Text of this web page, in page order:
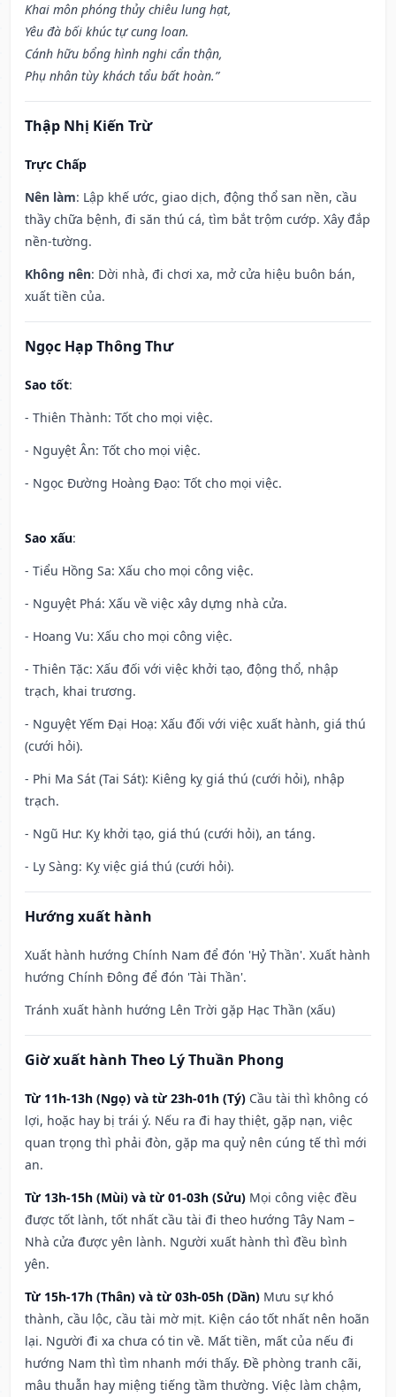
Khai môn phóng thủy chiêu lung hạt,
Yêu đà bối khúc tự cung loan.
Cánh hữu bổng hình nghi cẩn thận,
Phụ nhân tùy khách tẩu bất hoàn.”
Thập Nhị Kiến Trừ
Trực Chấp
Nên làm: Lập khế ước, giao dịch, động thổ san nền, cầu
thầy chữa bệnh, đi săn thú cá, tìm bắt trộm cướp. Xây đắp
nền-tường.
Không nên: Dời nhà, đi chơi xa, mở cửa hiệu buôn bán,
xuất tiền của.
Ngọc Hạp Thông Thư
Sao tốt:
- Thiên Thành: Tốt cho mọi việc.
- Nguyệt Ân: Tốt cho mọi việc.
- Ngọc Đường Hoàng Đạo: Tốt cho mọi việc.
Sao xấu:
- Tiểu Hồng Sa: Xấu cho mọi công việc.
- Nguyệt Phá: Xấu về việc xây dựng nhà cửa.
- Hoang Vu: Xấu cho mọi công việc.
- Thiên Tặc: Xấu đối với việc khởi tạo, động thổ, nhập
trạch, khai trương.
- Nguyệt Yếm Đại Hoạ: Xấu đối với việc xuất hành, giá thú
(cưới hỏi).
- Phi Ma Sát (Tai Sát): Kiêng kỵ giá thú (cưới hỏi), nhập
trạch.
- Ngũ Hư: Kỵ khởi tạo, giá thú (cưới hỏi), an táng.
- Ly Sàng: Kỵ việc giá thú (cưới hỏi).
Hướng xuất hành
Xuất hành hướng Chính Nam để đón 'Hỷ Thần'. Xuất hành
hướng Chính Đông để đón 'Tài Thần'.
Tránh xuất hành hướng Lên Trời gặp Hạc Thần (xấu)
Giờ xuất hành Theo Lý Thuần Phong
Từ 11h-13h (Ngọ) và từ 23h-01h (Tý) Cầu tài thì không có
lợi, hoặc hay bị trái ý. Nếu ra đi hay thiệt, gặp nạn, việc
quan trọng thì phải đòn, gặp ma quỷ nên cúng tế thì mới
an.
Từ 13h-15h (Mùi) và từ 01-03h (Sửu) Mọi công việc đều
được tốt lành, tốt nhất cầu tài đi theo hướng Tây Nam –
Nhà cửa được yên lành. Người xuất hành thì đều bình
yên.
Từ 15h-17h (Thân) và từ 03h-05h (Dần) Mưu sự khó
thành, cầu lộc, cầu tài mờ mịt. Kiện cáo tốt nhất nên hoãn
lại. Người đi xa chưa có tin về. Mất tiền, mất của nếu đi
hướng Nam thì tìm nhanh mới thấy. Đề phòng tranh cãi,
mâu thuẫn hay miệng tiếng tầm thường. Việc làm chậm,